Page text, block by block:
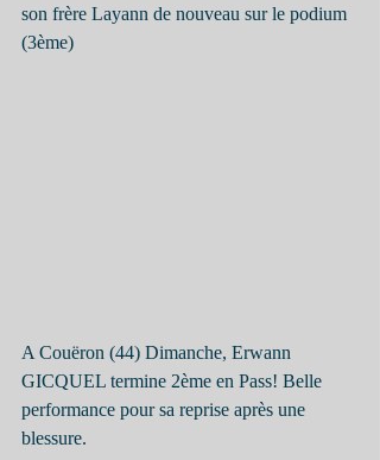
son frère Layann de nouveau sur le podium
(3ème)
A Couëron (44) Dimanche, Erwann
GICQUEL termine 2ème en Pass! Belle
performance pour sa reprise après une
blessure.